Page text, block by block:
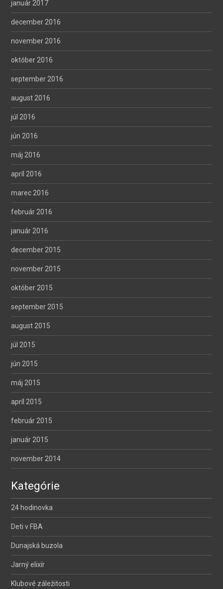
január 2017
december 2016
november 2016
október 2016
september 2016
august 2016
júl 2016
jún 2016
máj 2016
apríl 2016
marec 2016
február 2016
január 2016
december 2015
november 2015
október 2015
september 2015
august 2015
júl 2015
jún 2015
máj 2015
apríl 2015
február 2015
január 2015
november 2014
Kategórie
24 hodinovka
Deti v FBA
Dunajská buzola
Jarný elixír
Klubové záležitosti